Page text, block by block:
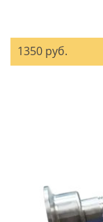
1350 руб.